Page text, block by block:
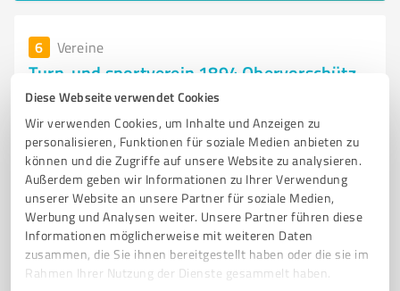
Diese Webseite verwendet Cookies
Wir verwenden Cookies, um Inhalte und Anzeigen zu
personalisieren, Funktionen für soziale Medien anbieten zu
können und die Zugriffe auf unsere Website zu analysieren.
Außerdem geben wir Informationen zu Ihrer Verwendung
unserer Website an unsere Partner für soziale Medien,
Werbung und Analysen weiter. Unsere Partner führen diese
Informationen möglicherweise mit weiteren Daten
zusammen, die Sie ihnen bereitgestellt haben oder die sie im
Rahmen Ihrer Nutzung der Dienste gesammelt haben.
6 Vereine
Turn-und sportverein 1894 Obervorschütz
e.v.
Sportangebote und soziale Projekte beim Turn- und
Sportverein 1894 Obervorschütz
SPORTVEREIN GUDENSBERG TURNEN LEICHTATHLETIK
KINDERTURNEN FITNESS GESUNDHEITSSPORT SOZIALE PROJEKTE
GEMEINSCHAFT VEREINSLEBEN
SPORTANGEBOTE